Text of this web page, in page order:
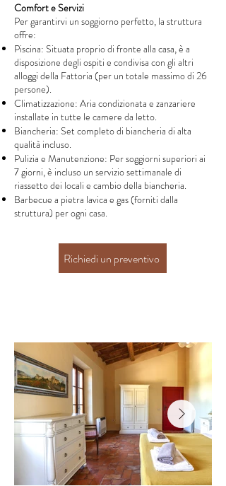
Comfort e Servizi
Per garantirvi un soggiorno perfetto, la struttura
offre:
Piscina: Situata proprio di fronte alla casa, è a
disposizione degli ospiti e condivisa con gli altri
alloggi della Fattoria (per un totale massimo di 26
persone).
Climatizzazione: Aria condizionata e zanzariere
installate in tutte le camere da letto.
Biancheria: Set completo di biancheria di alta
qualità incluso.
Pulizia e Manutenzione: Per soggiorni superiori ai
7 giorni, è incluso un servizio settimanale di
riassetto dei locali e cambio della biancheria.
Barbecue a pietra lavica e gas (forniti dalla
struttura) per ogni casa.
Richiedi un preventivo